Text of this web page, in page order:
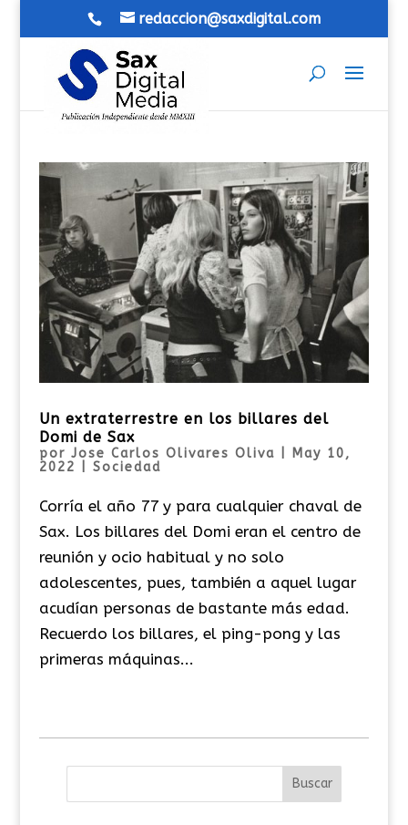
redaccion@saxdigital.com
Un extraterrestre en los billares del
Domi de Sax
por Jose Carlos Olivares Oliva
May 10,
2022
Sociedad
Corría el año 77 y para cualquier chaval de
Sax. Los billares del Domi eran el centro de
reunión y ocio habitual y no solo
adolescentes, pues, también a aquel lugar
acudían personas de bastante más edad.
Recuerdo los billares, el ping-pong y las
primeras máquinas...